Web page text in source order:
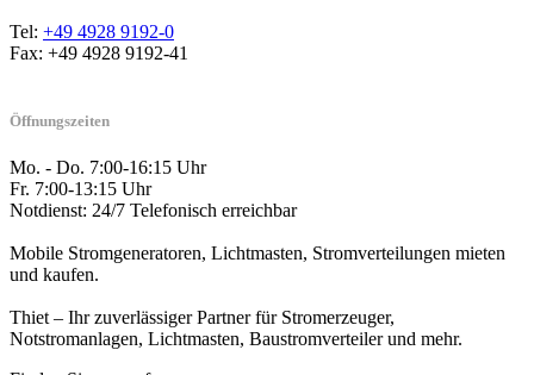
Tel: +49 4928 9192-0
Fax: +49 4928 9192-41
Öffnungszeiten
Mo. - Do. 7:00-16:15 Uhr
Fr. 7:00-13:15 Uhr
Notdienst: 24/7 Telefonisch erreichbar
Mobile Stromgeneratoren, Lichtmasten, Stromverteilungen mieten
und kaufen.
Thiet – Ihr zuverlässiger Partner für Stromerzeuger,
Notstromanlagen, Lichtmasten, Baustromverteiler und mehr.